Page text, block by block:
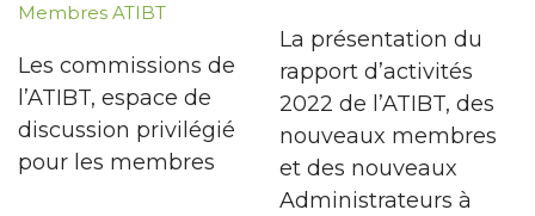
Membres ATIBT
Les commissions de
l’ATIBT, espace de
discussion privilégié
pour les membres
La présentation du
rapport d’activités
2022 de l’ATIBT, des
nouveaux membres
et des nouveaux
Administrateurs à